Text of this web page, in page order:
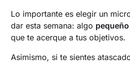
Lo importante es elegir un
dar esta semana: algo
que te acerque a tus objetivos.
Asimismo, si te sientes